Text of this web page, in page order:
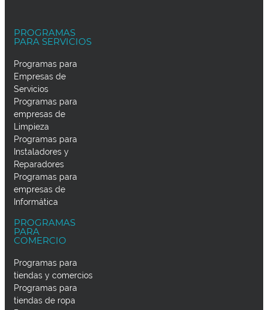
PROGRAMAS
PARA SERVICIOS
Programas para
Empresas de
Servicios
Programas para
empresas de
Limpieza
Programas para
Instaladores y
Reparadores
Programas para
empresas de
Informática
PROGRAMAS
PARA
COMERCIO
Programas para
tiendas y comercios
Programas para
tiendas de ropa